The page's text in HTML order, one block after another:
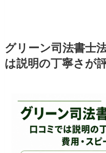
グリーン司法書士
は説明の丁寧さが